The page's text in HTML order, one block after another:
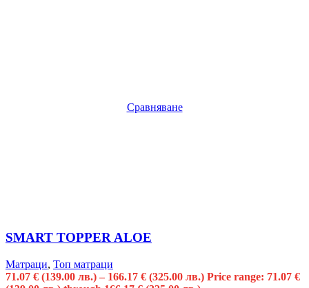
Сравняване
SMART TOPPER ALOE
Матраци, Топ матраци
71.07 € (139.00 лв.) – 166.17 € (325.00 лв.) Price range: 71.07 €